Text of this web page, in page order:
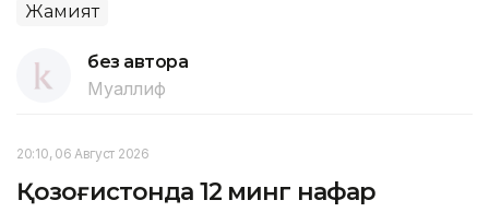
Жамият
без автора
Муаллиф
20:10, 06 Август 2026
Қозоғистонда 12 минг нафар